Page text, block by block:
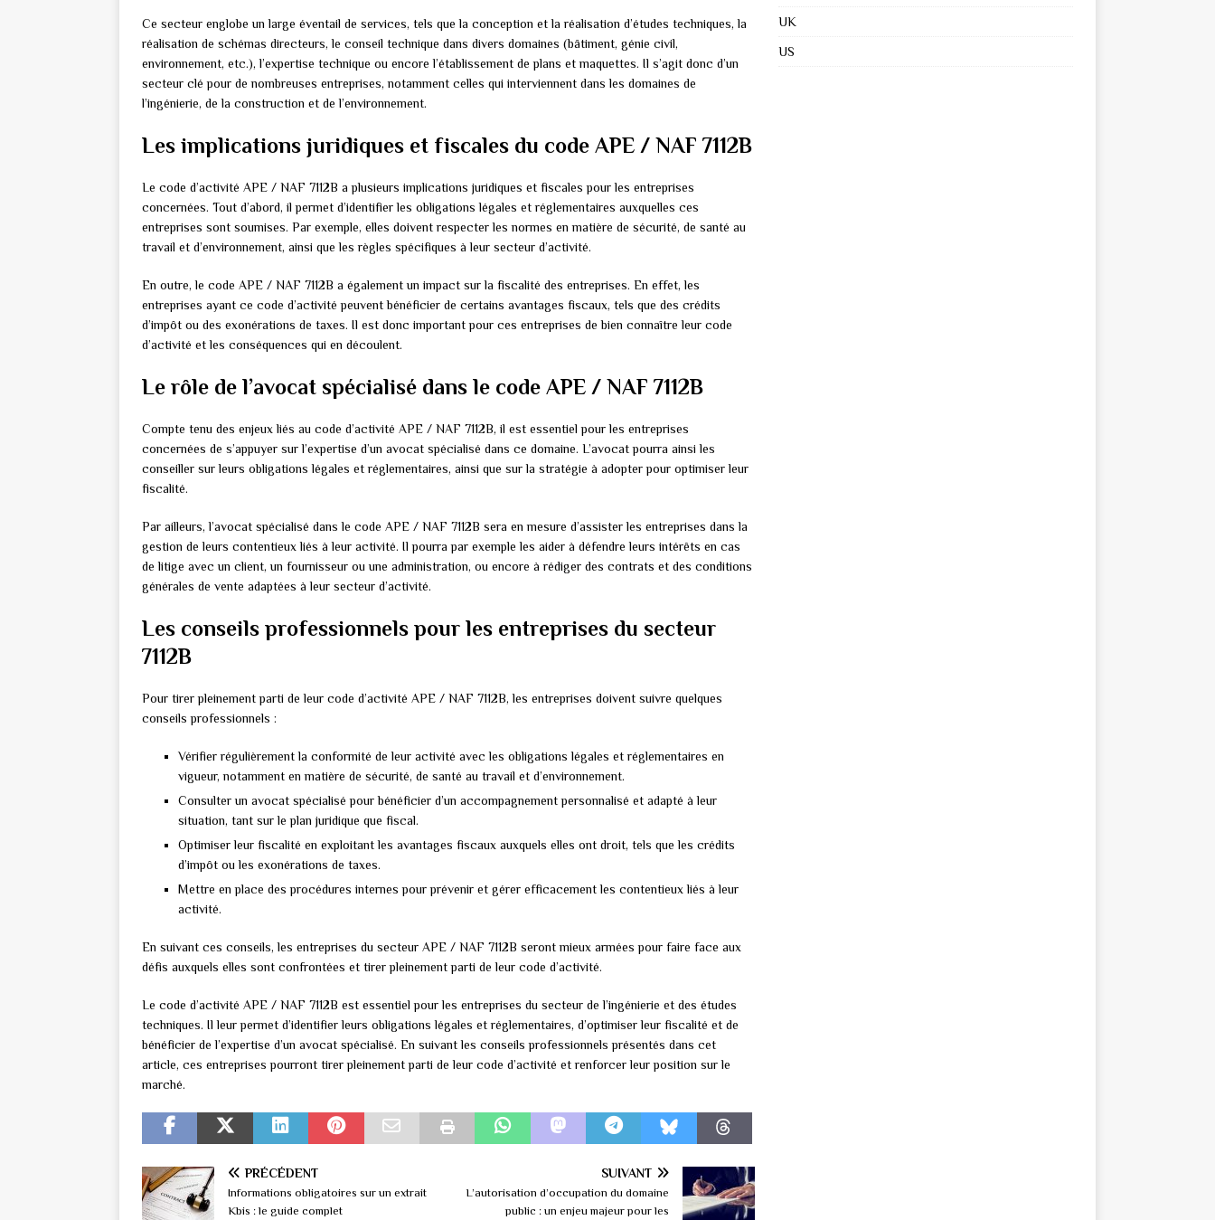
Ce secteur englobe un large éventail de services, tels que la conception et la réalisation d’études techniques, la
réalisation de schémas directeurs, le conseil technique dans divers domaines (bâtiment, génie civil,
environnement, etc.), l’expertise technique ou encore l’établissement de plans et maquettes. Il s’agit donc d’un
secteur clé pour de nombreuses entreprises, notamment celles qui interviennent dans les domaines de
l’ingénierie, de la construction et de l’environnement.
Les implications juridiques et fiscales du code APE / NAF 7112B
Le code d’activité APE / NAF 7112B a plusieurs implications juridiques et fiscales pour les entreprises
concernées. Tout d’abord, il permet d’identifier les obligations légales et réglementaires auxquelles ces
entreprises sont soumises. Par exemple, elles doivent respecter les normes en matière de sécurité, de santé au
travail et d’environnement, ainsi que les règles spécifiques à leur secteur d’activité.
En outre, le code APE / NAF 7112B a également un impact sur la fiscalité des entreprises. En effet, les
entreprises ayant ce code d’activité peuvent bénéficier de certains avantages fiscaux, tels que des crédits
d’impôt ou des exonérations de taxes. Il est donc important pour ces entreprises de bien connaître leur code
d’activité et les conséquences qui en découlent.
Le rôle de l’avocat spécialisé dans le code APE / NAF 7112B
Compte tenu des enjeux liés au code d’activité APE / NAF 7112B, il est essentiel pour les entreprises
concernées de s’appuyer sur l’expertise d’un avocat spécialisé dans ce domaine. L’avocat pourra ainsi les
conseiller sur leurs obligations légales et réglementaires, ainsi que sur la stratégie à adopter pour optimiser leur
fiscalité.
Par ailleurs, l’avocat spécialisé dans le code APE / NAF 7112B sera en mesure d’assister les entreprises dans la
gestion de leurs contentieux liés à leur activité. Il pourra par exemple les aider à défendre leurs intérêts en cas
de litige avec un client, un fournisseur ou une administration, ou encore à rédiger des contrats et des conditions
générales de vente adaptées à leur secteur d’activité.
Les conseils professionnels pour les entreprises du secteur
7112B
Pour tirer pleinement parti de leur code d’activité APE / NAF 7112B, les entreprises doivent suivre quelques
conseils professionnels :
Vérifier régulièrement la conformité de leur activité avec les obligations légales et réglementaires en
vigueur, notamment en matière de sécurité, de santé au travail et d’environnement.
Consulter un avocat spécialisé pour bénéficier d’un accompagnement personnalisé et adapté à leur
situation, tant sur le plan juridique que fiscal.
Optimiser leur fiscalité en exploitant les avantages fiscaux auxquels elles ont droit, tels que les crédits
d’impôt ou les exonérations de taxes.
Mettre en place des procédures internes pour prévenir et gérer efficacement les contentieux liés à leur
activité.
En suivant ces conseils, les entreprises du secteur APE / NAF 7112B seront mieux armées pour faire face aux
défis auxquels elles sont confrontées et tirer pleinement parti de leur code d’activité.
Le code d’activité APE / NAF 7112B est essentiel pour les entreprises du secteur de l’ingénierie et des études
techniques. Il leur permet d’identifier leurs obligations légales et réglementaires, d’optimiser leur fiscalité et de
bénéficier de l’expertise d’un avocat spécialisé. En suivant les conseils professionnels présentés dans cet
article, ces entreprises pourront tirer pleinement parti de leur code d’activité et renforcer leur position sur le
marché.
PRÉCÉDENT
Informations obligatoires sur un extrait
Kbis : le guide complet
SUIVANT
L’autorisation d’occupation du domaine
public : un enjeu majeur pour les
UK
US